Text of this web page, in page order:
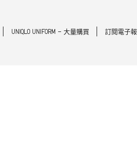
UNIQLO UNIFORM - 大量購買 訂閱電子報